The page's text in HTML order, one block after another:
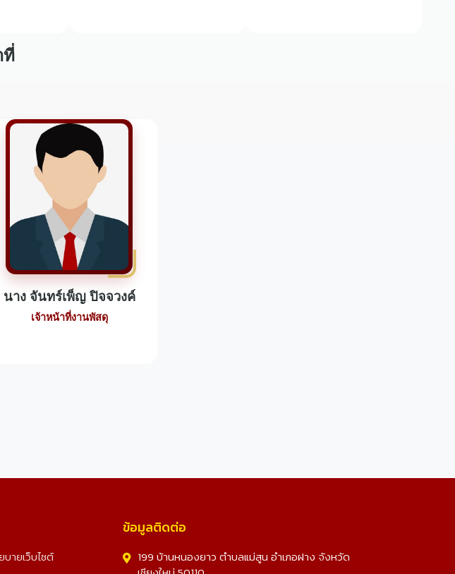
ที่
นาง จันทร์เพ็ญ ปิจจวงค์
เจ้าหน้าที่งานพัสดุ
บายเว็บไซต์
ข้อมูลติดต่อ
199 บ้านหนองยาว ตำบลแม่สูน อำเภอฝาง จังหวัด